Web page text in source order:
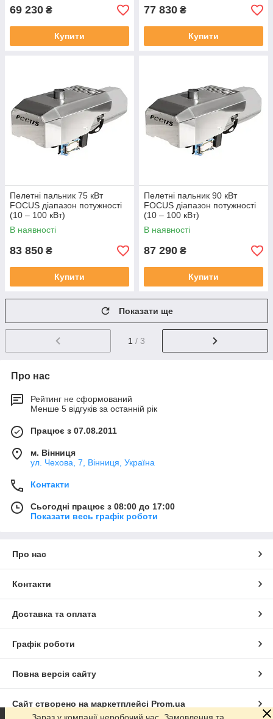
69 230 ₴
Купити
77 830 ₴
Купити
Пелетні пальник 75 кВт
FOCUS діапазон потужності
(10 – 100 кВт)
В наявності
83 850 ₴
Купити
Пелетні пальник 90 кВт
FOCUS діапазон потужності
(10 – 100 кВт)
В наявності
87 290 ₴
Купити
Показати ще
1 / 3
Про нас
Рейтинг не сформований
Менше 5 відгуків за останній рік
Працює з 07.08.2011
м. Вінниця
ул. Чехова, 7, Вінниця, Україна
Контакти
Сьогодні працює з 08:00 до 17:00
Показати весь графік роботи
Про нас
Контакти
Доставка та оплата
Графік роботи
Повна версія сайту
Сайт створено на маркетплейсі Prom.ua